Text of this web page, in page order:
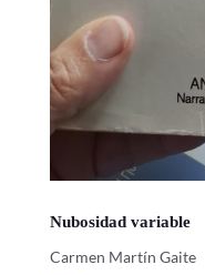
Nubosidad variable
Carmen Martín Gaite